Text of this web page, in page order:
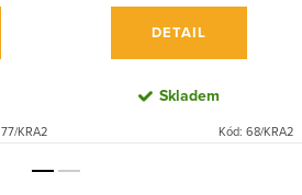
77/KRA2
DETAIL
Skladem
Kód: 68/KRA2